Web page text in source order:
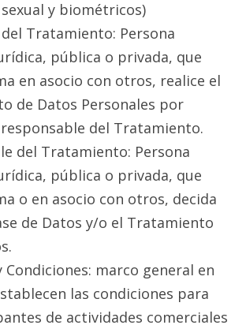
y biométricos)
Tratamiento: Persona
pública o privada, que
en asocio con otros, realice el
de Datos Personales por
del Tratamiento.
del Tratamiento: Persona
pública o privada, que
o en asocio con otros, decida
de Datos y/o el Tratamiento
Condiciones: marco general en
las condiciones para
de actividades comerciales